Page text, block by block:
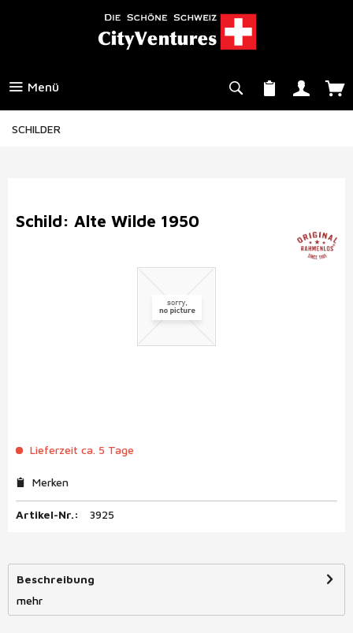
Menü
SCHILDER
Schild: Alte Wilde 1950
Lieferzeit ca. 5 Tage
Merken
Artikel-Nr.: 3925
Beschreibung
mehr